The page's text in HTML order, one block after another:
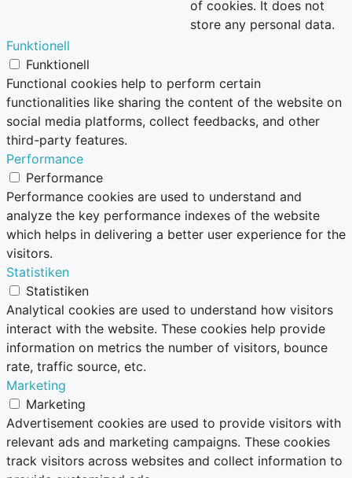
of cookies. It does not
store any personal data.
Funktionell
Funktionell
Functional cookies help to perform certain
functionalities like sharing the content of the website on
social media platforms, collect feedbacks, and other
third-party features.
Performance
Performance
Performance cookies are used to understand and
analyze the key performance indexes of the website
which helps in delivering a better user experience for the
visitors.
Statistiken
Statistiken
Analytical cookies are used to understand how visitors
interact with the website. These cookies help provide
information on metrics the number of visitors, bounce
rate, traffic source, etc.
Marketing
Marketing
Advertisement cookies are used to provide visitors with
relevant ads and marketing campaigns. These cookies
track visitors across websites and collect information to